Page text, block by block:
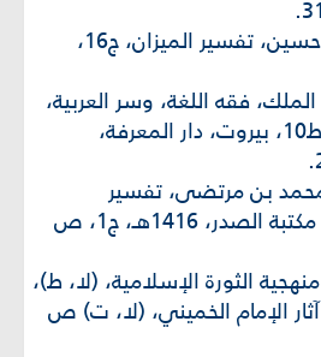
2- الطباطبائي، محمد حسين، تفسير الميزان، ج16،
الملك، فقه اللغة، وسر العربية،
تحقيق حمد وطمَّاس، ط10، بيروت، دار المعرفة،
بن مرتضى، تفسير
الصافي، ط2، طهران، مكتبة الصدر، 1416هـ، ج1، ص
الثورة الإسلامية، (لا، ط)،
الإمام الخميني، (لا، ت) ص